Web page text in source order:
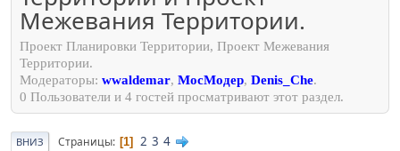
Межевания Территории.
Проект Планировки Территории, Проект Межевания
Территории.
Модераторы: wwaldemar, МосМодер, Denis_Che.
0 Пользователи и 4 гостей просматривают этот раздел.
ВНИЗ Страницы 1 2 3 4